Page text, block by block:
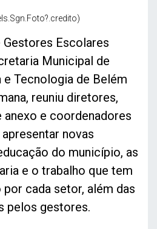
Escolares
Municipal de
e Tecnologia de Belém
reuniu diretores,
e coordenadores
novas
do município, as
e o trabalho que tem
cada setor, além das
pelos gestores.